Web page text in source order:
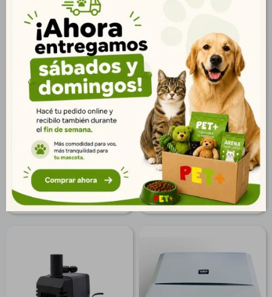
Filtro Interno Sobo 15W.
650 L/Hs.
$ 803
$ 580
$ 650
Bomba de Agua
Sumergible Sobo 5W.300
L/Hs.
$ 627
$ 453
$ 508